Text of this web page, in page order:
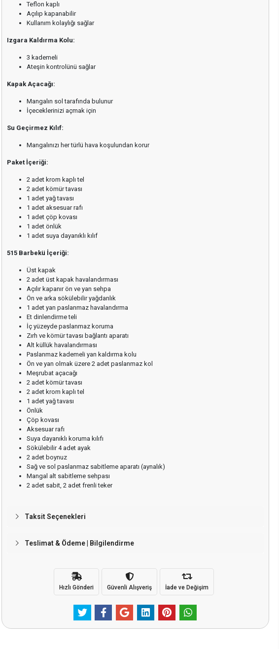
Teflon kaplı
Açılıp kapanabilir
Kullanım kolaylığı sağlar
Izgara Kaldırma Kolu:
3 kademeli
Ateşin kontrolünü sağlar
Kapak Açacağı:
Mangalın sol tarafında bulunur
İçeceklerinizi açmak için
Su Geçirmez Kılıf:
Mangalınızı her türlü hava koşulundan korur
Paket İçeriği:
2 adet krom kaplı tel
2 adet kömür tavası
1 adet yağ tavası
1 adet aksesuar rafı
1 adet çöp kovası
1 adet önlük
1 adet suya dayanıklı kılıf
515 Barbekü İçeriği:
Üst kapak
2 adet üst kapak havalandırması
Açılır kapanır ön ve yan sehpa
Ön ve arka sökülebilir yağdanlık
1 adet yan paslanmaz havalandırma
Et dinlendirme teli
İç yüzeyde paslanmaz koruma
Zırh ve kömür tavası bağlantı aparatı
Alt küllük havalandırması
Paslanmaz kademeli yan kaldırma kolu
Ön ve yan olmak üzere 2 adet paslanmaz kol
Meşrubat açacağı
2 adet kömür tavası
2 adet krom kaplı tel
1 adet yağ tavası
Önlük
Çöp kovası
Aksesuar rafı
Suya dayanıklı koruma kılıfı
Sökülebilir 4 adet ayak
2 adet boynuz
Sağ ve sol paslanmaz sabitleme aparatı (aynalık)
Mangal alt sabitleme sehpası
2 adet sabit, 2 adet frenli teker
Taksit Seçenekleri
Teslimat & Ödeme | Bilgilendirme
Hızlı Gönderi Güvenli Alışveriş İade ve Değişim